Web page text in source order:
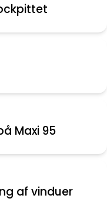
Maxi 95
af vinduer